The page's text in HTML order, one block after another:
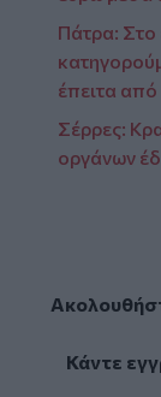
Πάτρα: Στο
έπειτα
Σέρρες:
οργάνων
Κάντε